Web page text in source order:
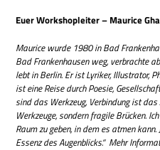
Euer Work­shop­lei­ter – Mau­rice
Mau­rice wurde 1980in Bad
Bad Fran­ken­hau­sen weg, ver­brachte
lebt in Ber­lin. Er ist Lyri­ker, Illu­stra­tor,
ist eine Reise durch Poe­sie,
sind das Werk­zeug, Ver­bin­dung ist
Werk­zeuge, son­dern fra­gile Brücken.
Raum zu geben, in dem es atmen
Essenz des Augen­blicks.“ Mehr